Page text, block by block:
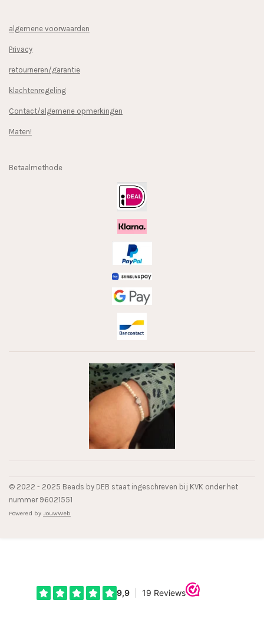
algemene voorwaarden
Privacy
retourneren/garantie
klachtenregeling
Contact/algemene opmerkingen
Maten!
Betaalmethode
© 2022 - 2025 Beads by DEB staat ingeschreven bij KVK onder het
nummer 96021551
Powered by JouwWeb